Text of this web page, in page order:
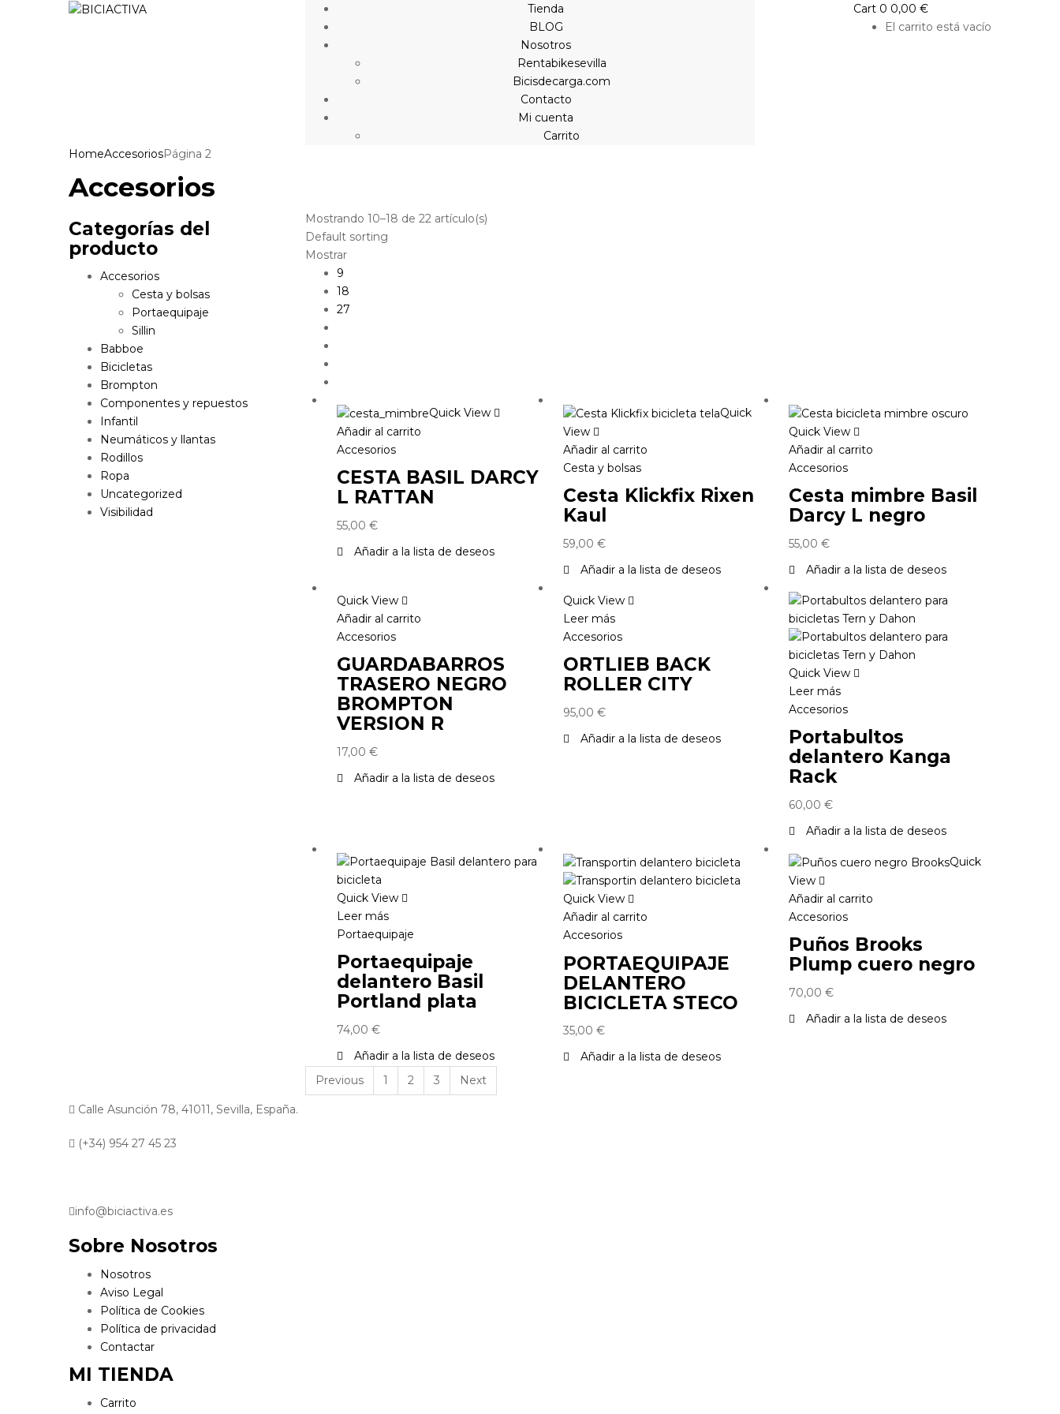
Tienda
BLOG
Nosotros
Rentabikesevilla
Bicisdecarga.com
Contacto
Mi cuenta
Carrito
Cart 0 0,00 €
El carrito está vacío
HomeAccesoriosPágina 2
Accesorios
Categorías del
producto
Accesorios
Cesta y bolsas
Portaequipaje
Sillin
Babboe
Bicicletas
Brompton
Componentes y repuestos
Infantil
Neumáticos y llantas
Rodillos
Ropa
Uncategorized
Visibilidad
Mostrando 10–18 de 22 artículo(s)
Default sorting
Mostrar
9
18
27
Quick View
Añadir al carrito
Accesorios
CESTA BASIL DARCY
L RATTAN
55,00 €
Añadir a la lista de deseos
Quick
View
Añadir al carrito
Cesta y bolsas
Cesta Klickfix Rixen
Kaul
59,00 €
Añadir a la lista de deseos
Quick View
Añadir al carrito
Accesorios
Cesta mimbre Basil
Darcy L negro
55,00€
Añadir a la lista de deseos
Quick View
Añadir al carrito
Accesorios
GUARDABARROS
TRASERO NEGRO
BROMPTON
VERSION R
17,00 €
Añadir a la lista de deseos
Quick View
Leer más
Accesorios
ORTLIEB BACK
ROLLER CITY
95,00 €
Añadir a la lista de deseos
Quick View
Leer más
Accesorios
Portabultos
delantero Kanga
Rack
60,00€
Añadir a la lista de deseos
Quick View
Leer más
Portaequipaje
Portaequipaje
delantero Basil
Portland plata
74,00 €
Añadir a la lista de deseos
Quick View
Añadir al carrito
Accesorios
PORTAEQUIPAJE
DELANTERO
BICICLETA STECO
35,00 €
Añadir a la lista de deseos
Quick
View
Añadir al carrito
Accesorios
Puños Brooks
Plump cuero negro
70,00€
Añadir a la lista de deseos
Previous 1 2 3 Next
Calle Asunción 78, 41011, Sevilla, España.
(+34) 954 27 45 23
info@biciactiva.es
Sobre Nosotros
Nosotros
Aviso Legal
Política de Cookies
Política de privacidad
Contactar
MI TIENDA
Carrito